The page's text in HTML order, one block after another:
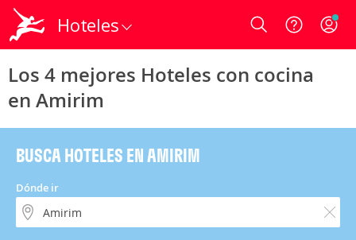
Hoteles Login
Los 4 mejores Hoteles con cocina
en Amirim
BUSCA HOTELES EN AMIRIM
Dónde ir